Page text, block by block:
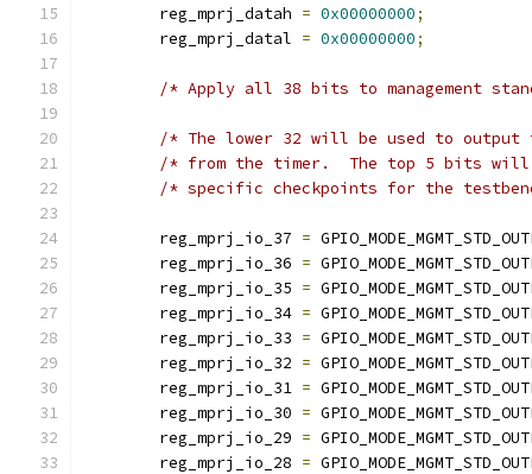
	reg_mprj_datah
= 0x00000000;
	reg_mprj_datal
= 0x00000000;
	reg_mprj_io_37
=
	reg_mprj_io_36
=
	reg_mprj_io_35
=
	reg_mprj_io_34
=
	reg_mprj_io_33
=
	reg_mprj_io_32
=
	reg_mprj_io_31
=
	reg_mprj_io_30
=
	reg_mprj_io_29
=
	reg_mprj_io_28
=